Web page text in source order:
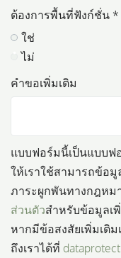
ต้องการพื้นที่ฟังก์ชั่น *
ใช่
ไม่
คำขอเพิ่มเติม
แบบฟอร์มนี้เป็นแบบฟ
ให้เราใช้สามารถข้อ
ภาระผูกพันทางกฎหม
ส่วนตัวสำหรับข้อมูลเ
หากมีข้อสงสัยเพิ่มเติม
ถึงเราได้ที่